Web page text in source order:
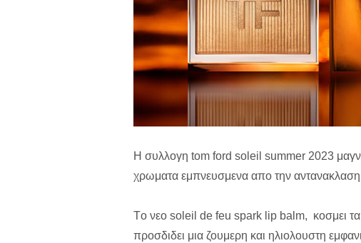
H συλλογη tom ford soleil summer 2023
χρωματα εμπνευσμενα απο την αντανακλαση
Tο νεο soleil de feu spark lip balm, κοσμει τα
προσδιδει μια ζουμερη και ηλιολουστη